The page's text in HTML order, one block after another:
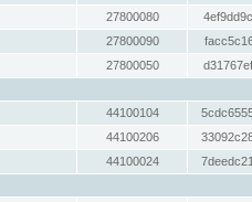
27800080
27800090
27800050
44100104
44100206
44100024